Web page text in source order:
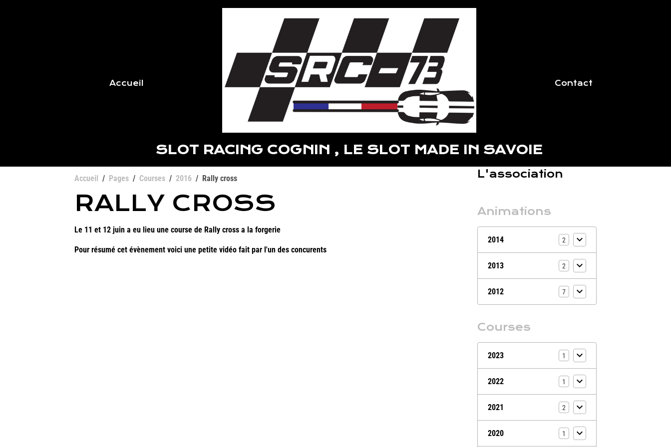
Accueil
SLOT RACING COGNIN , LE SLOT MADE IN SAVOIE
Contact
Accueil Pages Courses 2016 Rally cross
RALLY CROSS
Le 11 et 12 juin a eu lieu une course de Rally cross a la forgerie
Pour résumé cet évènement voici une petite vidéo fait par l'un des concurents
L'association
Animations
2014 2
2013 2
2012 7
Courses
2023 1
2022 1
2021 2
2020 1